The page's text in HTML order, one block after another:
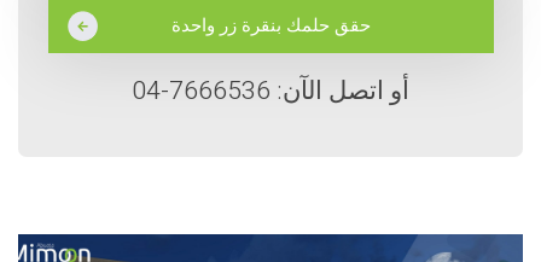
أو اتصل الآن: 7666536-04